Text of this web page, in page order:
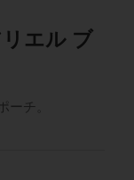
エル ブ
ーチ。